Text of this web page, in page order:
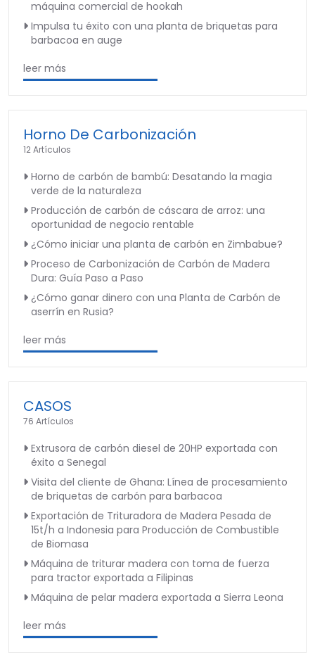
máquina comercial de hookah
Impulsa tu éxito con una planta de briquetas para
barbacoa en auge
leer más
Horno De Carbonización
12 Artículos
Horno de carbón de bambú: Desatando la magia
verde de la naturaleza
Producción de carbón de cáscara de arroz: una
oportunidad de negocio rentable
¿Cómo iniciar una planta de carbón en Zimbabue?
Proceso de Carbonización de Carbón de Madera
Dura: Guía Paso a Paso
¿Cómo ganar dinero con una Planta de Carbón de
aserrín en Rusia?
leer más
CASOS
76 Artículos
Extrusora de carbón diesel de 20HP exportada con
éxito a Senegal
Visita del cliente de Ghana: Línea de procesamiento
de briquetas de carbón para barbacoa
Exportación de Trituradora de Madera Pesada de
15t/h a Indonesia para Producción de Combustible
de Biomasa
Máquina de triturar madera con toma de fuerza
para tractor exportada a Filipinas
Máquina de pelar madera exportada a Sierra Leona
leer más